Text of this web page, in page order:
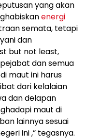
yang akan
energi
semata, tetapi
dan
but not least,
dan semua
maut ini harus
dari kelalaian
dan delapan
maut di
lainnya sesuai
ini ,” tegasnya.